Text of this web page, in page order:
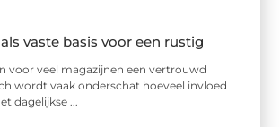
vaste basis voor een rustig
voor veel magazijnen een vertrouwd
wordt vaak onderschat hoeveel invloed
dagelijkse ...